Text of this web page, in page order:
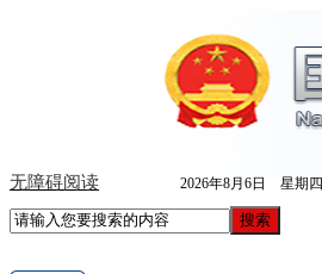
无障碍阅读 2026年8月6日 星期四